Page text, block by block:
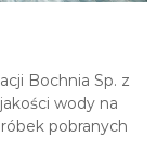
Bochnia Sp. z
wody na
pobranych